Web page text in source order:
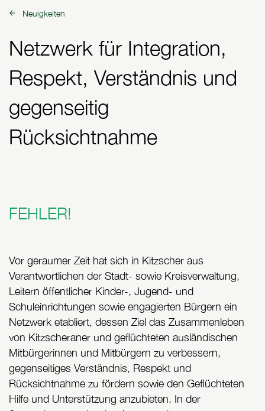
zurück zu:
Neuigkeiten
Netzwerk für Integration,
Respekt, Verständnis und
gegenseitig
Rücksichtnahme
FEHLER!
Vor geraumer Zeit hat sich in Kitzscher aus
Verantwortlichen der Stadt- sowie Kreisverwaltung,
Leitern öffentlicher Kinder-, Jugend- und
Schuleinrichtungen sowie engagierten Bürgern ein
Netzwerk etabliert, dessen Ziel das Zusammenleben
von Kitzscheraner und geflüchteten ausländischen
Mitbürgerinnen und Mitbürgern zu verbessern,
gegenseitiges Verständnis, Respekt und
Rücksichtnahme zu fördern sowie den Geflüchteten
Hilfe und Unterstützung anzubieten. In der